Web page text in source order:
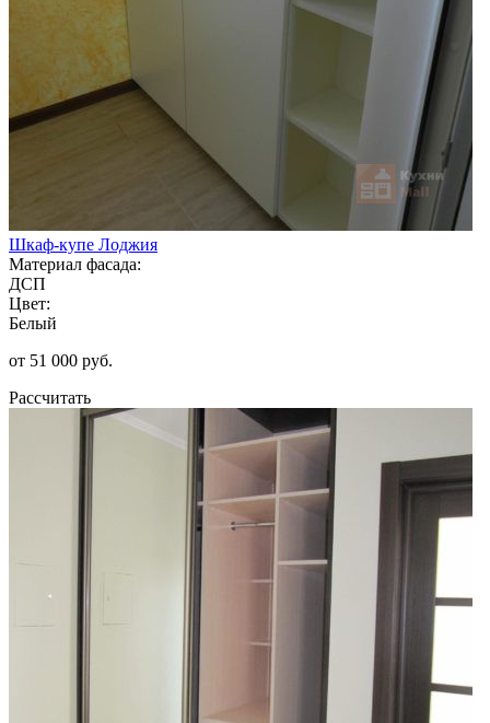
Шкаф-купе Лоджия
Материал фасада:
ДСП
Цвет:
Белый
от 51 000 руб.
Рассчитать